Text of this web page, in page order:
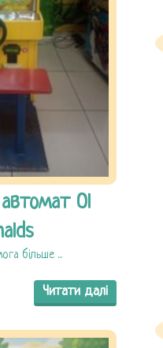
Ol
більше ...
Читати далі